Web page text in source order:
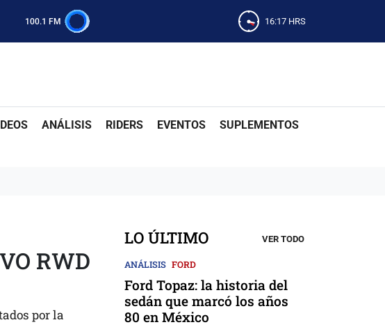
100.1 FM 16:17 HRS
ANÁLISIS RIDERS EVENTOS SUPLEMENTOS
RWD
por la
LO ÚLTIMO VER TODO
ANÁLISIS FORD
Ford Topaz: la historia del
sedán que marcó los años
80 en México